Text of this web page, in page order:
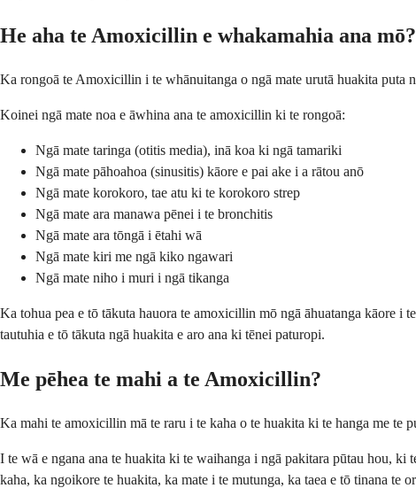
He aha te Amoxicillin e whakamahia ana mō?
Ka rongoā te Amoxicillin i te whānuitanga o ngā mate urutā huakita puta
Koinei ngā mate noa e āwhina ana te amoxicillin ki te rongoā:
Ngā mate taringa (otitis media), inā koa ki ngā tamariki
Ngā mate pāhoahoa (sinusitis) kāore e pai ake i a rātou anō
Ngā mate korokoro, tae atu ki te korokoro strep
Ngā mate ara manawa pēnei i te bronchitis
Ngā mate ara tōngā i ētahi wā
Ngā mate kiri me ngā kiko ngawari
Ngā mate niho i muri i ngā tikanga
Ka tohua pea e tō tākuta hauora te amoxicillin mō ngā āhuatanga kāore
tautuhia e tō tākuta ngā huakita e aro ana ki tēnei paturopi.
Me pēhea te mahi a te Amoxicillin?
Ka mahi te amoxicillin mā te raru i te kaha o te huakita ki te hanga me te
I te wā e ngana ana te huakita ki te waihanga i ngā pakitara pūtau hou,
kaha, ka ngoikore te huakita, ka mate i te mutunga, ka taea e tō tinana te